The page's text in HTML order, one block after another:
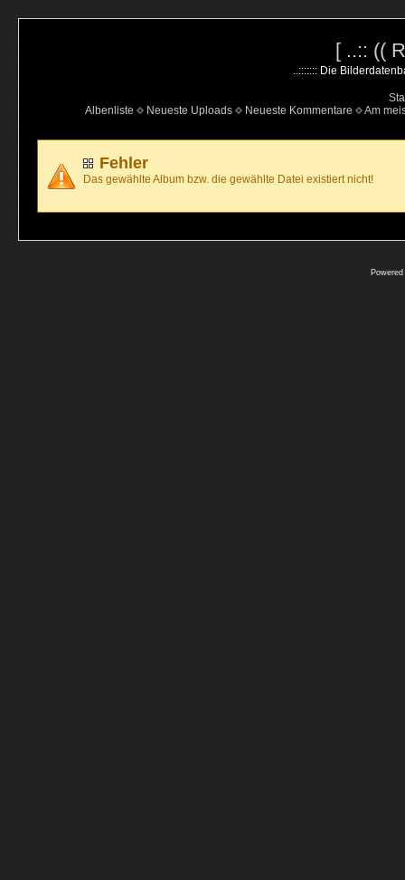
[ ..:: ((
..::::::: Die
Albenliste
Neueste Uploads Neueste Kommentare Am
Fehler
Das gewählte Album bzw. die gewählte Datei existiert nicht!